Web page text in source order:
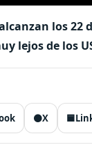
los
lejos de los
⚫X 🟦